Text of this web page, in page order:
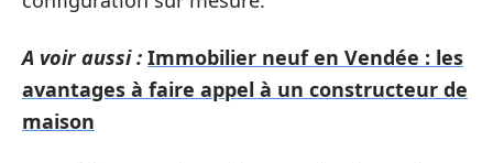
A voir aussi : Immobilier neuf en Vendée : les
avantages à faire appel à un constructeur de
maison